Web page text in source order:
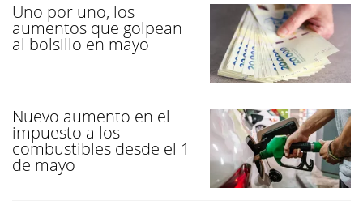
Uno por uno, los
aumentos que golpean
al bolsillo en mayo
Nuevo aumento en el
impuesto a los
combustibles desde el 1
de mayo